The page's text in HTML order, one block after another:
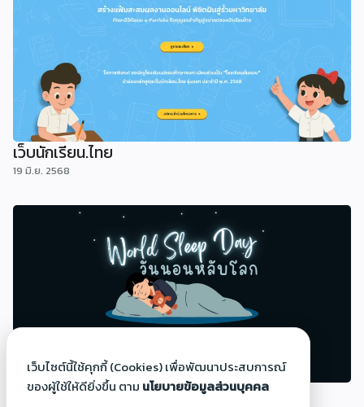
เว็บนักเรียน.ไทย
19 มิ.ย. 2568
วันนอนหลับโลก (World Sleep Day)
เว็บไซต์นี้ใช้คุกกี้ (Cookies) เพื่อพัฒนาประสบการณ์
ของผู้ใช้ให้ดียิ่งขึ้น ตาม นโยบายข้อมูลส่วนบุคคล